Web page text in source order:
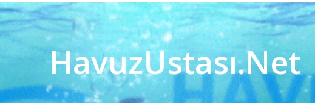
HavuzUstası.Net